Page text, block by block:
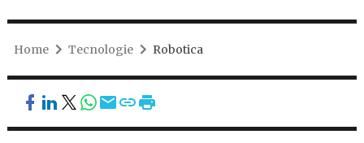
Home Tecnologie Robotica